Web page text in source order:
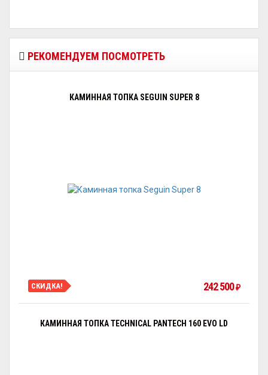
РЕКОМЕНДУЕМ ПОСМОТРЕТЬ
КАМИННАЯ ТОПКА SEGUIN SUPER 8
СКИДКА! 242 500 ₽
КАМИННАЯ ТОПКА TECHNICAL PANTECH 160 EVO LD